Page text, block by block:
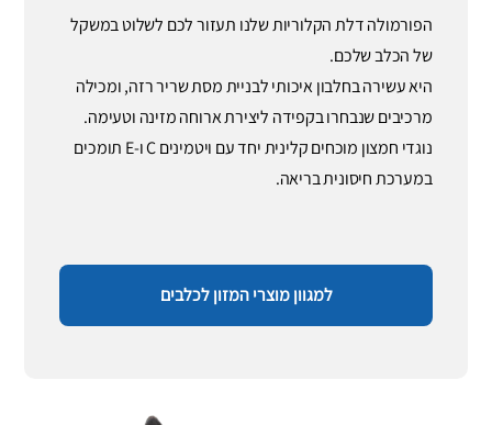
הפורמולה דלת הקלוריות שלנו תעזור לכם לשלוט במשקל
של הכלב שלכם.
היא עשירה בחלבון איכותי לבניית מסת שריר רזה, ומכילה
מרכיבים שנבחרו בקפידה ליצירת ארוחה מזינה וטעימה.
נוגדי חמצון מוכחים קלינית יחד עם ויטמינים C ו-E תומכים
במערכת חיסונית בריאה.
למגוון מוצרי המזון לכלבים